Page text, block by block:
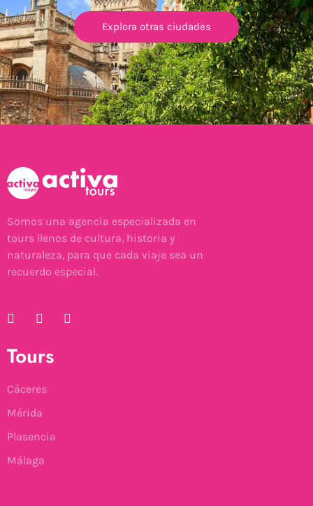
Explora otras ciudades
Somos una agencia especializada en
tours llenos de cultura, historia y
naturaleza, para que cada viaje sea un
recuerdo especial.
Tours
Cáceres
Mérida
Plasencia
Málaga